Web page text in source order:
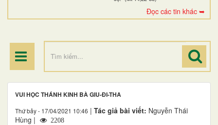
Đọc các tin khác ➥
ĐIỂM HÀNH HƯƠNG
VUI HỌC THÁNH KINH BÀ GIU-ĐI-THA
Thứ bảy - 17/04/2021 10:46 | Tác giả bài viết: Nguyễn Thái
Hùng |
2208